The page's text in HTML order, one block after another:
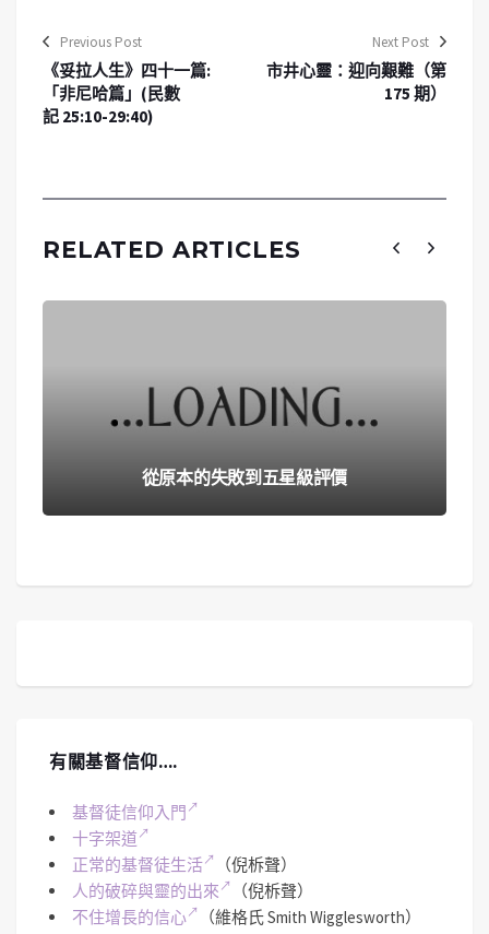
Previous Post
《妥拉人生》四十一篇:
「非尼哈篇」(民數
記 25:10-29:40)
Next Post
市井心靈：迎向艱難（第
175 期）
RELATED ARTICLES
從原本的失敗到五星級評價
有關基督信仰….
基督徒信仰入門
十字架道
正常的基督徒生活
（倪柝聲）
人的破碎與靈的出來
（倪柝聲）
不住增長的信心
（維格氏 Smith Wigglesworth）